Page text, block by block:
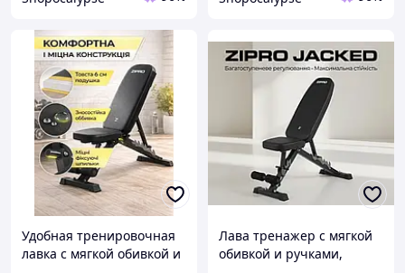
Удобная тренировочная
лавка с мягкой обивкой и
Лава тренажер с мягкой
обивкой и ручками,